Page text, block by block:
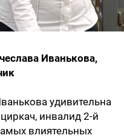
Иванькова,
удивительна
инвалид 2-й
влиятельных